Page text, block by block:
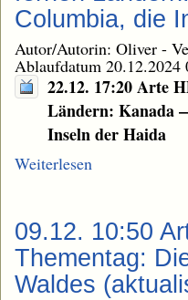
Columbia, die
Autor/Autorin: Oliver -
Ablaufdatum 20.12.2024
22.12. 17:20 Arte
Ländern: Kanada
Inseln der Haida
Weiterlesen
09.12. 10:50
Thementag:
Waldes